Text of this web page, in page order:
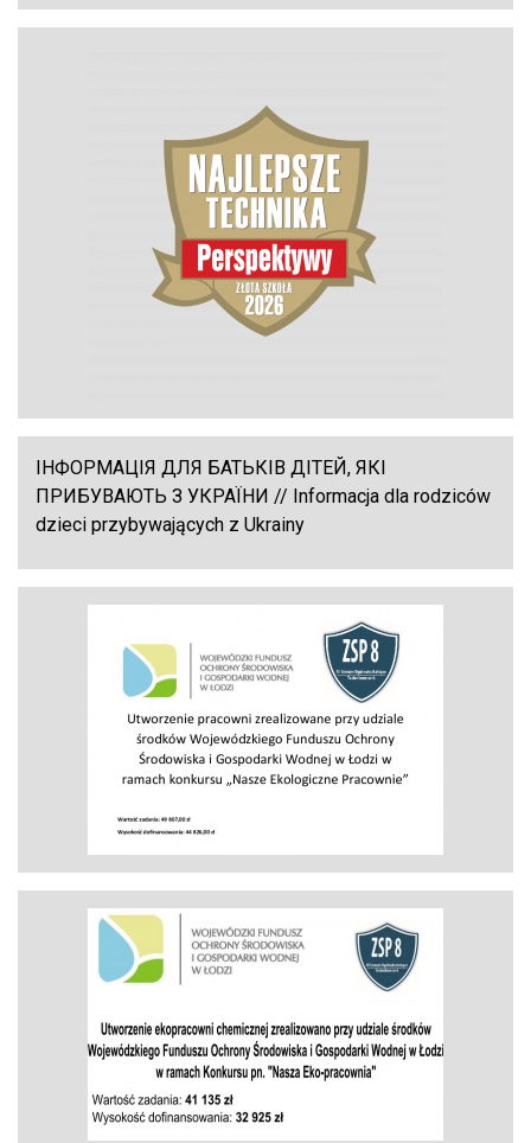
ІНФОРМАЦІЯ ДЛЯ БАТЬКІВ ДІТЕЙ, ЯКІ
ПРИБУВАЮТЬ З УКРАЇНИ // Informacja dla rodziców
dzieci przybywających z Ukrainy